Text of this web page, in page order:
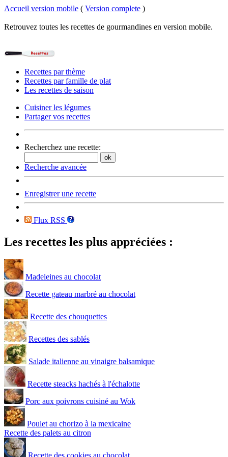
Accueil version mobile ( Version complete )
Retrouvez toutes les recettes de gourmandines en version mobile.
Recettes par thème
Recettes par famille de plat
Les recettes de saison
Cuisiner les légumes
Partager vos recettes
Recherchez une recette:
Recherche avancée
Enregistrer une recette
Flux RSS
Les recettes les plus appréciées :
Madeleines au chocolat
Recette gateau marbré au chocolat
Recette des chouquettes
Recettes des sablés
Salade italienne au vinaigre balsamique
Recette steacks hachés à l'échalotte
Porc aux poivrons cuisiné au Wok
Poulet au chorizo à la mexicaine
Recette des palets au citron
Recette des cookies au chocolat